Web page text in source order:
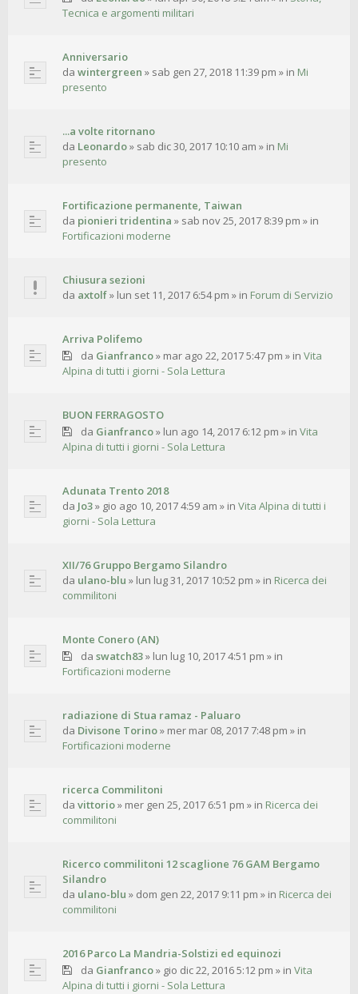
Tecnica e argomenti militari
Anniversario
da wintergreen » sab gen 27, 2018 11:39 pm » in Mi
presento
...a volte ritornano
da Leonardo» sab dic 30, 2017 10:10 am » in Mi
presento
Fortificazione permanente, Taiwan
da pionieri tridentina » sab nov 25, 2017 8:39 pm » in
Fortificazioni moderne
Chiusura sezioni
da axtolf» lun set 11, 2017 6:54 pm » in Forum di Servizio
Arriva Polifemo
da Gianfranco» mar ago 22, 2017 5:47 pm » in Vita
Alpina di tutti i giorni - Sola Lettura
BUON FERRAGOSTO
da Gianfranco» lun ago 14, 2017 6:12 pm » in Vita
Alpina di tutti i giorni - Sola Lettura
Adunata Trento 2018
da Jo3» gio ago 10, 2017 4:59 am » in Vita Alpina di tutti i
giorni - Sola Lettura
XII/76 Gruppo Bergamo Silandro
da ulano-blu » lun lug 31, 2017 10:52 pm » in Ricerca dei
commilitoni
Monte Conero (AN)
da swatch83» lun lug 10, 2017 4:51 pm » in
Fortificazioni moderne
radiazione di Stua ramaz - Paluaro
da Divisone Torino» mer mar 08, 2017 7:48 pm » in
Fortificazioni moderne
ricerca Commilitoni
da vittorio» mer gen 25, 2017 6:51 pm » in Ricerca dei
commilitoni
Ricerco commilitoni 12 scaglione 76 GAM Bergamo
Silandro
da ulano-blu » dom gen 22, 2017 9:11 pm » in Ricerca dei
commilitoni
2016 Parco La Mandria-Solstizi ed equinozi
da Gianfranco» gio dic 22, 2016 5:12 pm » in Vita
Alpina di tutti i giorni - Sola Lettura